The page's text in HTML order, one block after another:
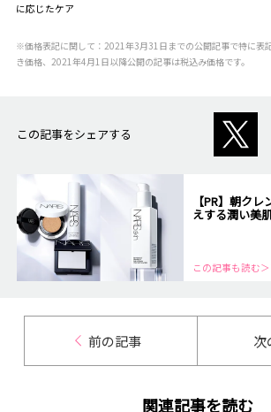
に応じたケア
※価格表記に関して：2021年3月31日までの公開記事で特に表
き価格、2021年4月1日以降公開の記事は税込み価格です。
この記事をシェアする
【PR】朝ク
えする潤い美
この記事も読む＞
前の記事 次
関連記事を読む